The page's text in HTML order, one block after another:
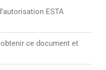
ESTA
ce document et